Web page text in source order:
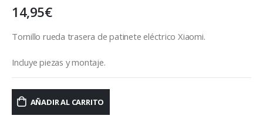
14,95€
Tornillo rueda trasera de patinete eléctrico Xiaomi.
Incluye piezas y montaje.
AÑADIR AL CARRITO